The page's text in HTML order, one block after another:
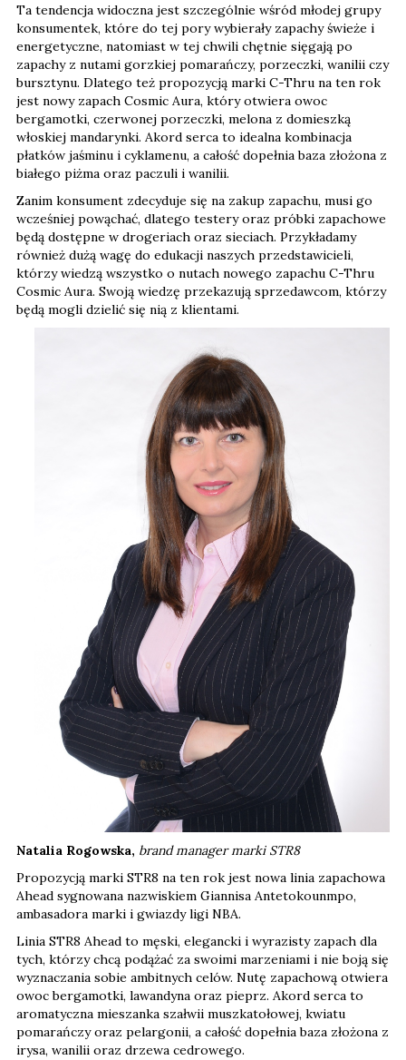
Ta tendencja widoczna jest szczególnie wśród młodej grupy
konsumentek, które do tej pory wybierały zapachy świeże i
energetyczne, natomiast w tej chwili chętnie sięgają po
zapachy z nutami gorzkiej pomarańczy, porzeczki, wanilii czy
bursztynu. Dlatego też propozycją marki C-Thru na ten rok
jest nowy zapach Cosmic Aura, który otwiera owoc
bergamotki, czerwonej porzeczki, melona z domieszką
włoskiej mandarynki. Akord serca to idealna kombinacja
płatków jaśminu i cyklamenu, a całość dopełnia baza złożona z
białego piżma oraz paczuli i wanilii.
Zanim konsument zdecyduje się na zakup zapachu, musi go
wcześniej powąchać, dlatego testery oraz próbki zapachowe
będą dostępne w drogeriach oraz sieciach. Przykładamy
również dużą wagę do edukacji naszych przedstawicieli,
którzy wiedzą wszystko o nutach nowego zapachu C-Thru
Cosmic Aura. Swoją wiedzę przekazują sprzedawcom, którzy
będą mogli dzielić się nią z klientami.
Natalia Rogowska, brand manager marki STR8
Propozycją marki STR8 na ten rok jest nowa linia zapachowa
Ahead sygnowana nazwiskiem Giannisa Antetokounmpo,
ambasadora marki i gwiazdy ligi NBA.
Linia STR8 Ahead to męski, elegancki i wyrazisty zapach dla
tych, którzy chcą podążać za swoimi marzeniami i nie boją się
wyznaczania sobie ambitnych celów. Nutę zapachową otwiera
owoc bergamotki, lawandyna oraz pieprz. Akord serca to
aromatyczna mieszanka szałwii muszkatołowej, kwiatu
pomarańczy oraz pelargonii, a całość dopełnia baza złożona z
irysa, wanilii oraz drzewa cedrowego.